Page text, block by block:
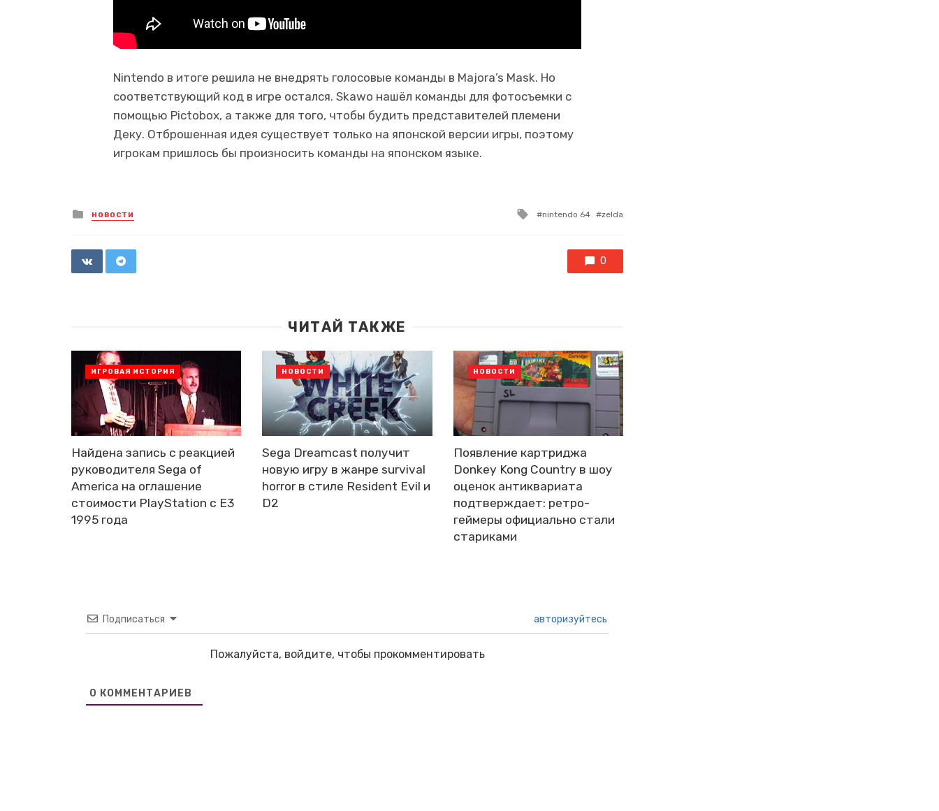
Nintendo в итоге решила не внедрять голосовые команды в Majora’s Mask. Но
соответствующий код в игре остался. Skawo нашёл команды для фотосъемки с
помощью Pictobox, а также для того, чтобы будить представителей племени
Деку. Отброшенная идея существует только на японской версии игры, поэтому
игрокам пришлось бы произносить команды на японском языке.
Posted
in
НОВОСТИ
Tagged
nintendo 64 zelda
0
ЧИТАЙ ТАКЖЕ
Найдена запись с реакцией
руководителя Sega of
America на оглашение
стоимости PlayStation с E3
1995 года
ИГРОВАЯ ИСТОРИЯ
Sega Dreamcast получит
новую игру в жанре survival
horror в стиле Resident Evil и
D2
НОВОСТИ
Появление картриджа
Donkey Kong Country в шоу
оценок антиквариата
подтверждает: ретро-
геймеры официально стали
стариками
НОВОСТИ
Подписаться авторизуйтесь
Пожалуйста, войдите, чтобы прокомментировать
0 КОММЕНТАРИЕВ